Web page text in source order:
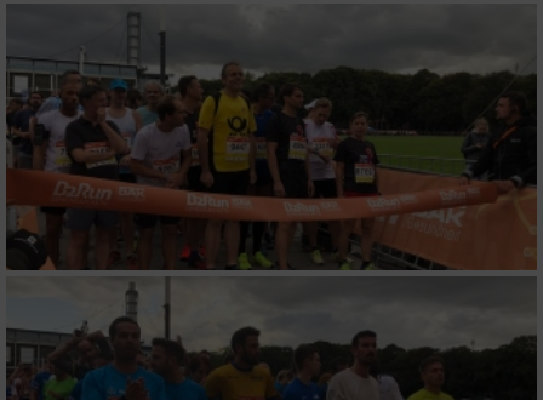
Erstellung von Profilen für personalisierte
Werbung
Verwendung von Profilen zur Auswahl
personalisierter Werbung
Erstellung von Profilen zur Personalisierung
von Inhalten
Verwendung von Profilen zur Auswahl
personalisierter Inhalte
Messung der Werbeleistung